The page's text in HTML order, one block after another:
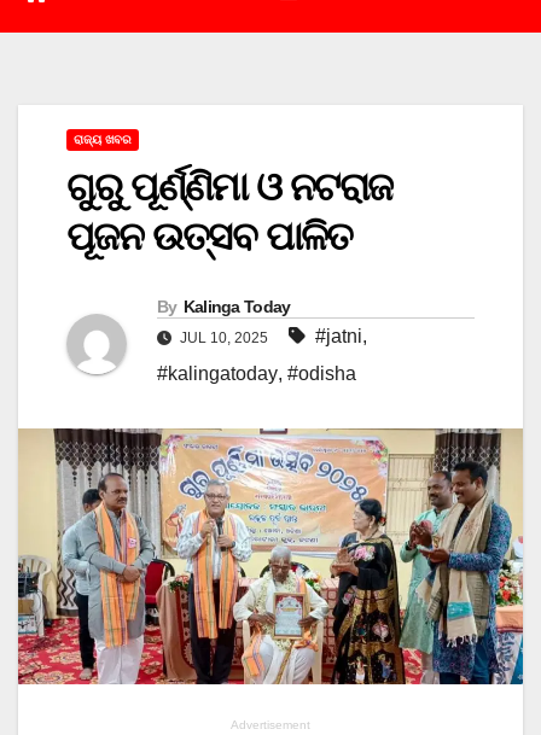
ରାଜ୍ୟ ଖବର
ଗୁରୁ ପୂର୍ଣ୍ଣିମା ଓ ନଟରାଜ
ପୂଜନ ଉତ୍ସବ ପାଳିତ
By Kalinga Today
JUL 10, 2025 #jatni,
#kalingatoday, #odisha
Advertisement